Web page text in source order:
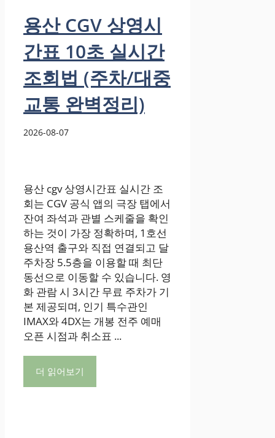
용산 CGV 상영시
간표 10초 실시간
조회법 (주차/대중
교통 완벽정리)
2026-08-07
용산 cgv 상영시간표 실시간 조
회는 CGV 공식 앱의 극장 탭에서
잔여 좌석과 관별 스케줄을 확인
하는 것이 가장 정확하며, 1호선
용산역 출구와 직접 연결되고 달
주차장 5.5층을 이용할 때 최단
동선으로 이동할 수 있습니다. 영
화 관람 시 3시간 무료 주차가 기
본 제공되며, 인기 특수관인
IMAX와 4DX는 개봉 전주 예매
오픈 시점과 취소표 ...
더 읽어보기